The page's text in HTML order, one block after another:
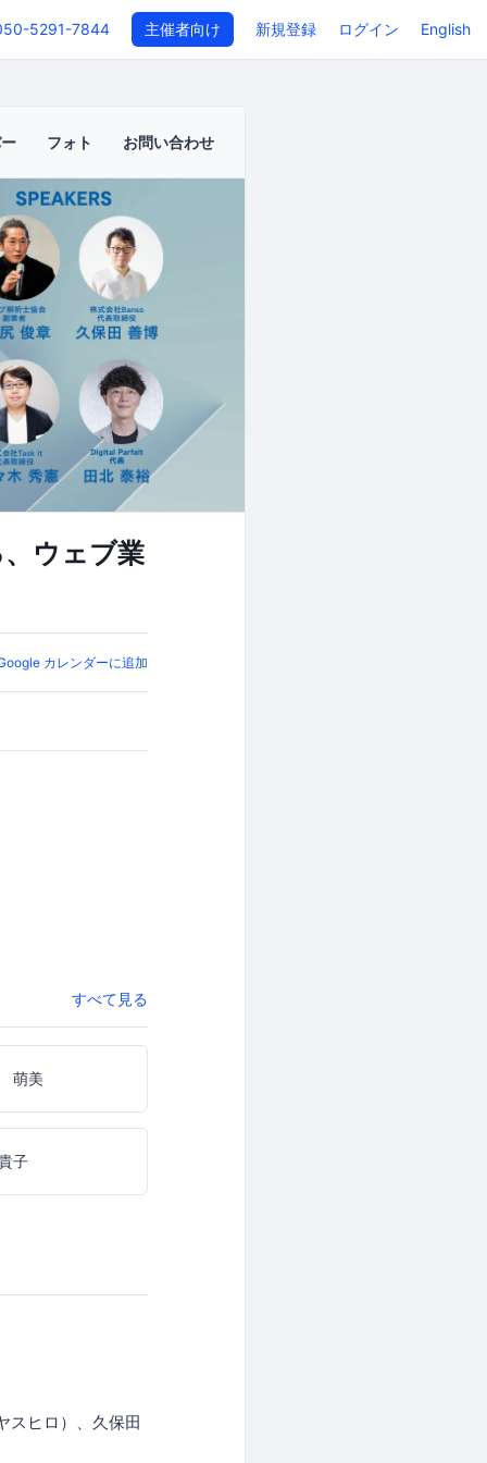
5291-7844 主催者向け 新規登録 ログイン English
フォト お問い合わせ
ウェブ業
カレンダーに追加
すべて見る
萌美
子
スヒロ）、久保田